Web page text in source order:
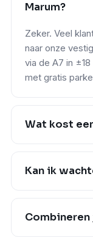
Marum?
Zeker. Veel
naar onze
via de A7 in
met gratis
Wat kost
Kan ik